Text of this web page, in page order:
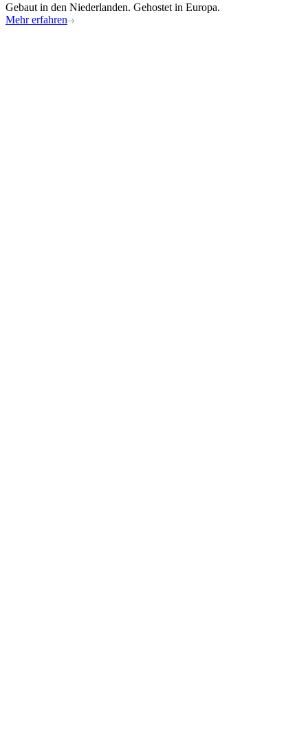
Gebaut in den Niederlanden. Gehostet in Europa.
Mehr erfahren